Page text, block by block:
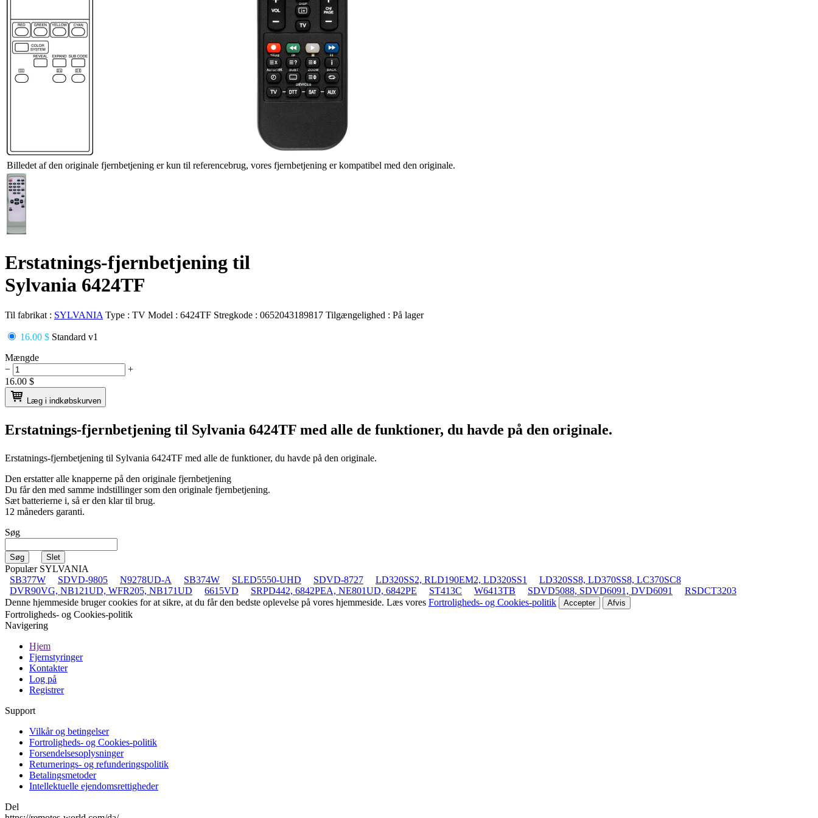
Billedet af den originale fjernbetjening er kun til referencebrug, vores fjernbetjening er kompatibel med den originale.
Erstatnings-fjernbetjening til
Sylvania 6424TF
Til fabrikat : SYLVANIA Type : TV Model : 6424TF Stregkode : 0652043189817 Tilgængelighed : På lager
16.00 $ Standard v1
Mængde
−
+
16.00 $
Læg i indkøbskurven
Erstatnings-fjernbetjening til Sylvania 6424TF med alle de funktioner, du havde på den originale.
Erstatnings-fjernbetjening til Sylvania 6424TF med alle de funktioner, du havde på den originale.
Den erstatter alle knapperne på den originale fjernbetjening
Du får den med samme indstillinger som den originale fjernbetjening.
Sæt batterierne i, så er den klar til brug.
12 måneders garanti.
Søg
Populær SYLVANIA
SB377W
SDVD-9805 N9278UD-A SB374W SLED5550-UHD SDVD-8727 LD320SS2, RLD190EM2, LD320SS1
LD320SS8, LD370SS8, LC370SC8
DVR90VG, NB121UD, WFR205, NB171UD
6615VD SRPD442, 6842PEA, NE801UD, 6842PE ST413C W6413TB SDVD5088, SDVD6091, DVD6091
RSDCT3203
Denne hjemmeside bruger cookies for at sikre, at du får den bedste oplevelse på vores hjemmeside. Læs vores Fortroligheds- og Cookies-politik Accepter Afvis
Fortroligheds- og Cookies-politik
Navigering
Hjem
Fjernstyringer
Kontakter
Log på
Registrer
Support
Vilkår og betingelser
Fortroligheds- og Cookies-politik
Forsendelsesoplysninger
Returnerings- og refunderingspolitik
Betalingsmetoder
Intellektuelle ejendomsrettigheder
Del